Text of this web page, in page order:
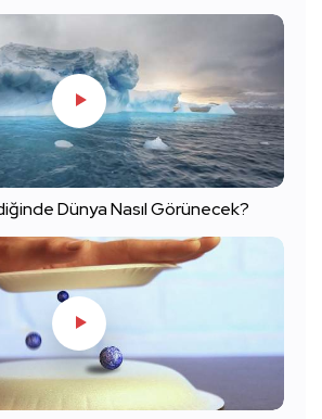
Dünya Nasıl Görünecek?